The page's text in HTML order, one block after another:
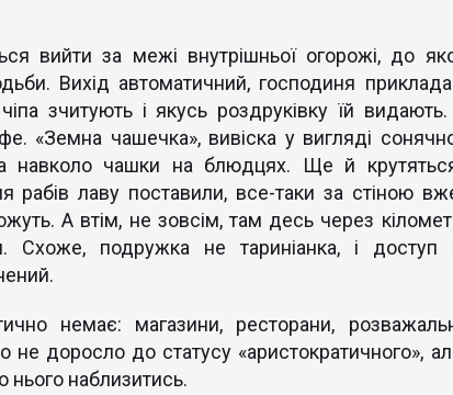
вийти за межі внутрішньої огорожі, до
Вихід автоматичний, господиня
зчитують і якусь роздруківку їй видають.
«Земна чашечка», вивіска у вигляді
навколо чашки на блюдцях. Ще й
рабів лаву поставили, все-таки за стіною
А втім, не зовсім, там десь через
Схоже, подружка не ​​тариніанка, і доступ
немає: магазини, ресторани,
не доросло до статусу «аристократичного»,
нього наблизитись.